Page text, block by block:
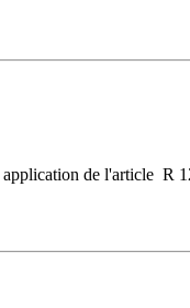
application de l'article R